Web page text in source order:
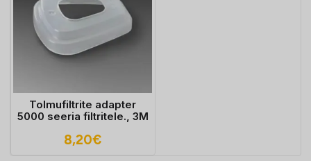
Tolmufiltrite adapter
5000 seeria filtritele., 3M
8,20€